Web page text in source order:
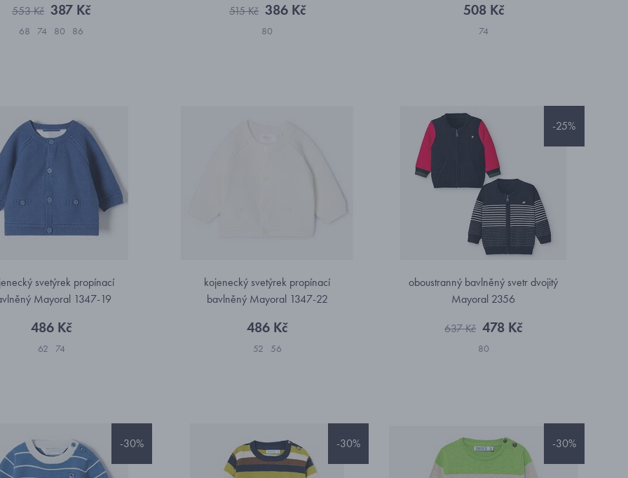
553 Kč 387 Kč
68 74 80 86
515 Kč 386 Kč
80
508 Kč
74
svetýrek propínací
Mayoral 1347-19
486 Kč
62 74
kojenecký svetýrek propínací
bavlněný Mayoral 1347-22
486 Kč
52 56
-25%
oboustranný bavlněný svetr dvojitý
Mayoral 2356
637 Kč 478 Kč
80
-30% -30% -30%